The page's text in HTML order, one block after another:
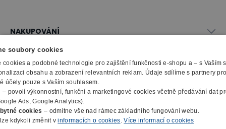
NAKUPOVÁNÍ
Vše o nákupu
Obchodní podmínky
Doprava a montáž
Možnosti platby
Záruka, servis, reklamace
Ochrana osobních údajů
Informace o cookies
SLUŽBY
Naše katalogy
Reklamační formulář
Výroba kancelářského nábytku
Zpracování elektroodpadu
E-Procurement
O FIRMĚ
O nás
Kontakty
© 2010 - 2026 B2B Partner s.r.o. - Všechna práva vyhrazena.
soubory cookies
cookies a podobné technologie pro zajištění funkčnosti e-shopu a – s Vaším
obsahu a zobrazení relevantních reklam. Údaje sdílíme s partnery
účely pouze s Vaším souhlasem.
– povolí výkonnostní, funkční a marketingové cookies včetně předávání dat
Ads, Google Analytics).
cookies – odmítne vše nad rámec základního fungování webu.
kdykoli změnit vinformacích o cookies. Více informací o cookies